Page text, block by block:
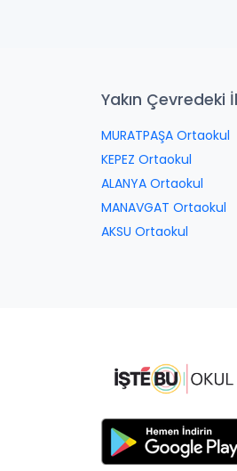
Yakın Çevredeki
MURATPAŞA Ortaokul
KEPEZ Ortaokul
ALANYA Ortaokul
MANAVGAT Ortaokul
AKSU Ortaokul